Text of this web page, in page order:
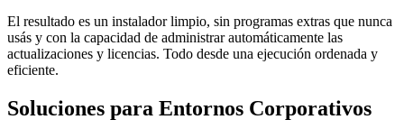
El resultado es un instalador limpio, sin programas extras que nunca
usás y con la capacidad de administrar automáticamente las
actualizaciones y licencias. Todo desde una ejecución ordenada y
eficiente.
Soluciones para Entornos Corporativos